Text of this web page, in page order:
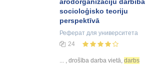
arodorganizāciju darbība
socioloģisko teoriju
perspektīvā
Реферат для университета
24
... , drošība darba vietā, darbs